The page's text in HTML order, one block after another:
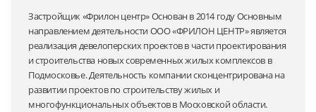
Застройщик «Фрилон центр» Основан в 2014 году Основным
направлением деятельности ООО «ФРИЛОН ЦЕНТР» является
реализация девелоперских проектов в части проектирования
и строительства новых современных жилых комплексов в
Подмосковье. Деятельность компании сконцентрирована на
развитии проектов по строительству жилых и
многофункциональных объектов в Московской области.